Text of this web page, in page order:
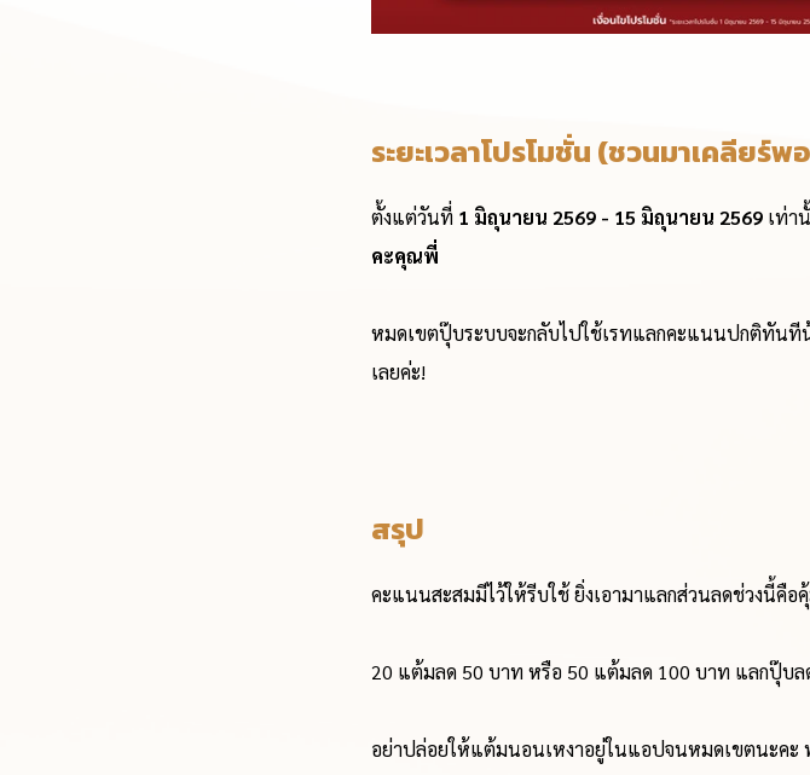
ระยะเวลาโปรโมชั่น (ชวนมาเคลียร์
ตั้งแต่วันที่ 1 มิถุนายน 2569 - 15 มิถุนายน 2569 เท่า
คะคุณพี่
หมดเขตปุ๊บระบบจะกลับไปใช้เรทแลกคะแนนปกติทันที
เลยค่ะ!
สรุป
คะแนนสะสมมีไว้ให้รีบใช้ ยิ่งเอามาแลกส่วนลดช่วงนี้คือ
20 แต้มลด 50 บาท หรือ 50 แต้มลด 100 บาท แลกปุ๊บ
อย่าปล่อยให้แต้มนอนเหงาอยู่ในแอปจนหมดเขตนะคะ